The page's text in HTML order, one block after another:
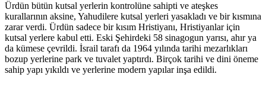
Ürdün bütün kutsal yerlerin kontrolüne sahipti ve ateşkes
kurallarının aksine, Yahudilere kutsal yerleri yasakladı ve bir kısmına
zarar verdi. Ürdün sadece bir kısım Hristiyanı, Hristiyanlar için
kutsal yerlere kabul etti. Eski Şehirdeki 58 sinagogun yarısı, ahır ya
da kümese çevrildi. İsrail tarafı da 1964 yılında tarihi mezarlıkları
bozup yerlerine park ve tuvalet yaptırdı. Birçok tarihi ve dini öneme
sahip yapı yıkıldı ve yerlerine modern yapılar inşa edildi.